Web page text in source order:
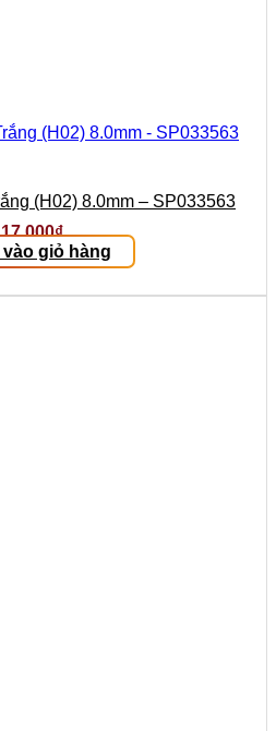
(H02) 8.0mm – SP033563
17.000₫
vào giỏ hàng